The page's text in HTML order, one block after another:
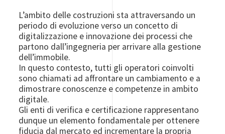
L’ambito delle costruzioni sta attraversando un
periodo di evoluzione verso un concetto di
digitalizzazione e innovazione dei processi che
partono dall’ingegneria per arrivare alla gestione
dell’immobile.
In questo contesto, tutti gli operatori coinvolti
sono chiamati ad affrontare un cambiamento e a
dimostrare conoscenze e competenze in ambito
digitale.
Gli enti di verifica e certificazione rappresentano
dunque un elemento fondamentale per ottenere
fiducia dal mercato ed incrementare la propria